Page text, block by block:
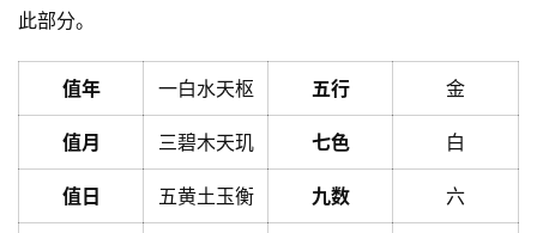
此部分。
值年 一白水天枢 五行 金
值月 三碧木天玑 七色 白
值日 五黄土玉衡 九数 六